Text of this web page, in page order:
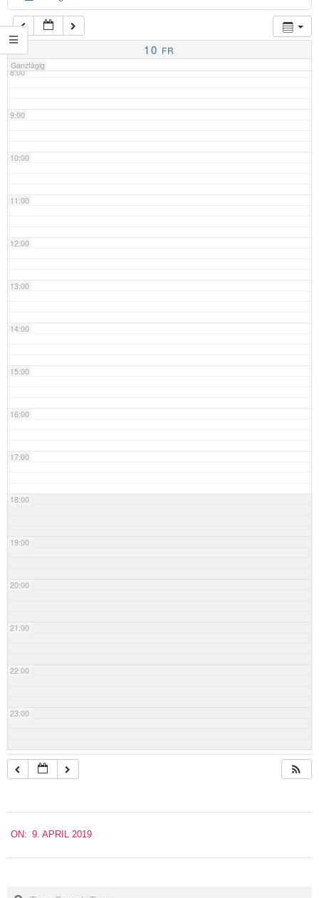
10 FR
Ganztägig
7:00
8:00
9:00
10:00
11:00
12:00
13:00
14:00
15:00
16:00
17:00
18:00
19:00
20:00
21:00
22:00
23:00
04-
09
ON: 9. APRIL 2019